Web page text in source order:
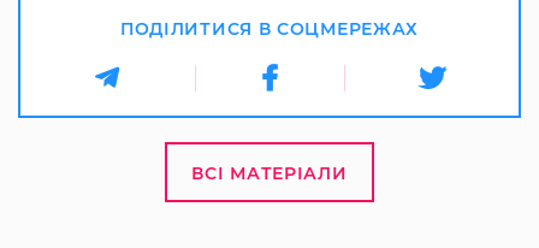
ПОДІЛИТИСЯ В СОЦМЕРЕЖАХ
ВСІ МАТЕРІАЛИ